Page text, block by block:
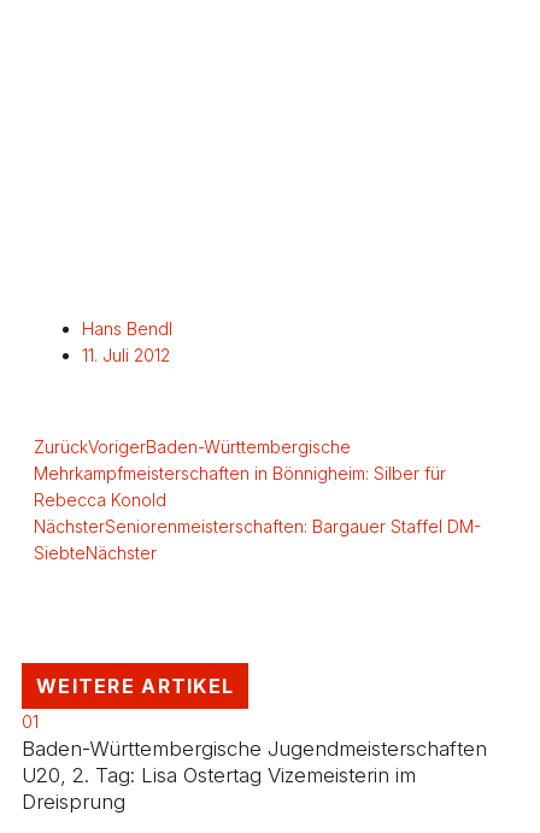
Hans Bendl
11. Juli 2012
ZurückVorigerBaden-Württembergische
Mehrkampfmeisterschaften in Bönnigheim: Silber für
Rebecca Konold
NächsterSeniorenmeisterschaften: Bargauer Staffel DM-
SiebteNächster
WEITERE ARTIKEL
01
Baden-Württembergische Jugendmeisterschaften
U20, 2. Tag: Lisa Ostertag Vizemeisterin im
Dreisprung